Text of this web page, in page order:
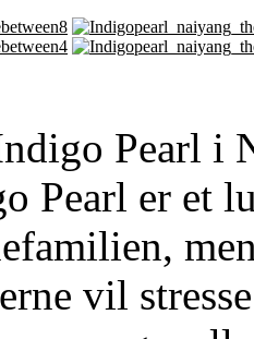
Pearl i
Pearl er et
vil